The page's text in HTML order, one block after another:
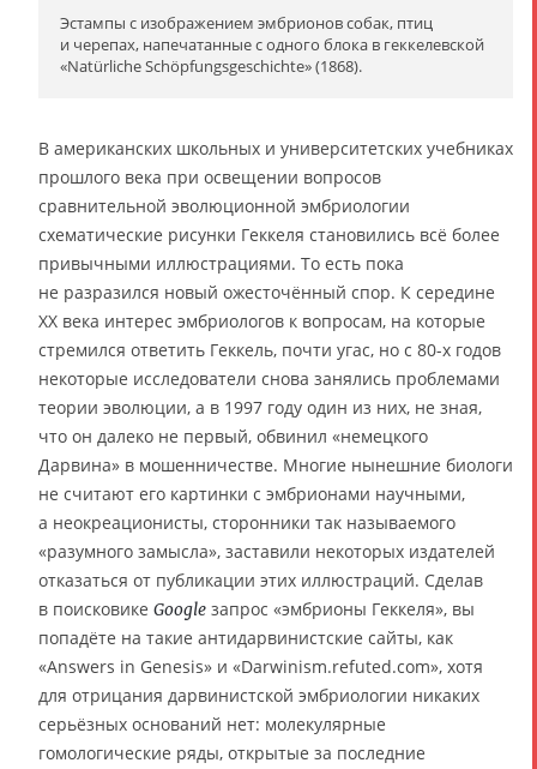
Эстампы с изображением эмбрионов собак, птиц
и черепах, напечатанные с одного блока в геккелевской
«Natürliche Schöpfungsgeschichte» (1868).
В американских школьных и университетских учебниках
прошлого века при освещении вопросов
сравнительной эволюционной эмбриологии
схематические рисунки Геккеля становились всё более
привычными иллюстрациями. То есть пока
не разразился новый ожесточённый спор. К середине
ХХ века интерес эмбриологов к вопросам, на которые
стремился ответить Геккель, почти угас, но с 80-х годов
некоторые исследователи снова занялись проблемами
теории эволюции, а в 1997 году один из них, не зная,
что он далеко не первый, обвинил «немецкого
Дарвина» в мошенничестве. Многие нынешние биологи
не считают его картинки с эмбрионами научными,
а неокреационисты, сторонники так называемого
«разумного замысла», заставили некоторых издателей
отказаться от публикации этих иллюстраций. Сделав
в поисковике Google запрос «эмбрионы Геккеля», вы
попадёте на такие антидарвинистские сайты, как
«Answers in Genesis» и «Darwinism.refuted.com», хотя
для отрицания дарвинистской эмбриологии никаких
серьёзных оснований нет: молекулярные
гомологические ряды, открытые за последние